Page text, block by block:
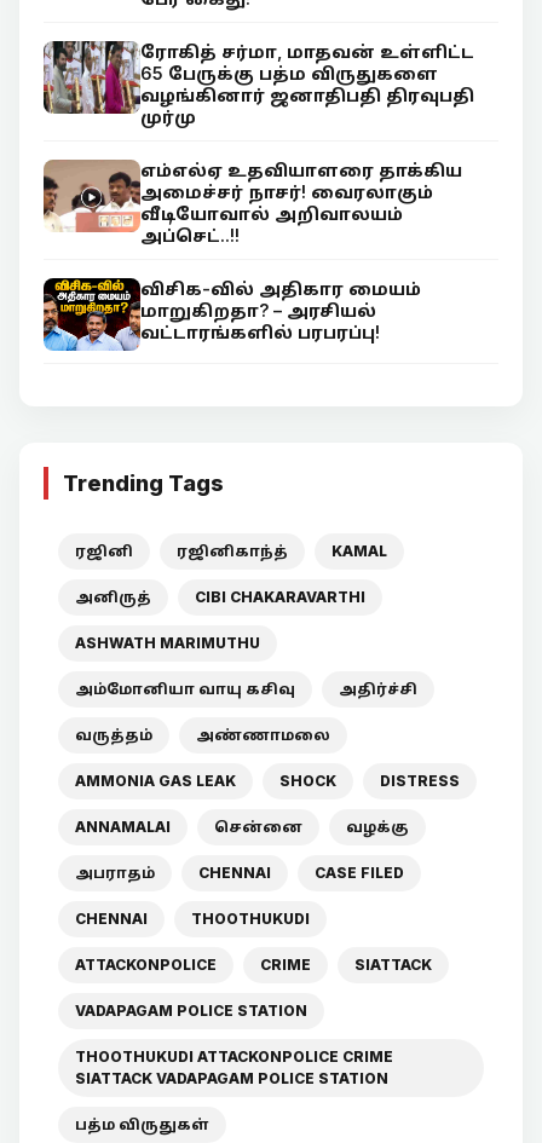
ரோகித் சர்மா, மாதவன் உள்ளிட்ட
65 பேருக்கு பத்ம விருதுகளை
வழங்கினார் ஜனாதிபதி திரவுபதி
முர்மு
எம்எல்ஏ உதவியாளரை தாக்கிய
அமைச்சர் நாசர்! வைரலாகும்
வீடியோவால் அறிவாலயம்
அப்செட்..!!
விசிக-வில் அதிகார மையம்
மாறுகிறதா? – அரசியல்
வட்டாரங்களில் பரபரப்பு!
Trending Tags
ரஜினி ரஜினிகாந்த் KAMAL
அனிருத் CIBI CHAKARAVARTHI
ASHWATH MARIMUTHU
அம்மோனியா வாயு கசிவு அதிர்ச்சி
வருத்தம் அண்ணாமலை
AMMONIA GAS LEAK SHOCK DISTRESS
ANNAMALAI சென்னை வழக்கு
அபராதம் CHENNAI CASE FILED
CHENNAI THOOTHUKUDI
ATTACKONPOLICE CRIME SIATTACK
VADAPAGAM POLICE STATION
THOOTHUKUDI ATTACKONPOLICE CRIME
SIATTACK VADAPAGAM POLICE STATION
பத்ம விருதுகள்